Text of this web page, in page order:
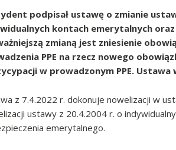
podpisał ustawę o zmianie
kontach emerytalnych
zmianą jest zniesienie
PPE na rzecz nowego
w prowadzonym PPE. Ustawa
z 7.4.2022 r. dokonuje nowelizacji w
ustawy z 20.4.2004 r. o
emerytalnego.